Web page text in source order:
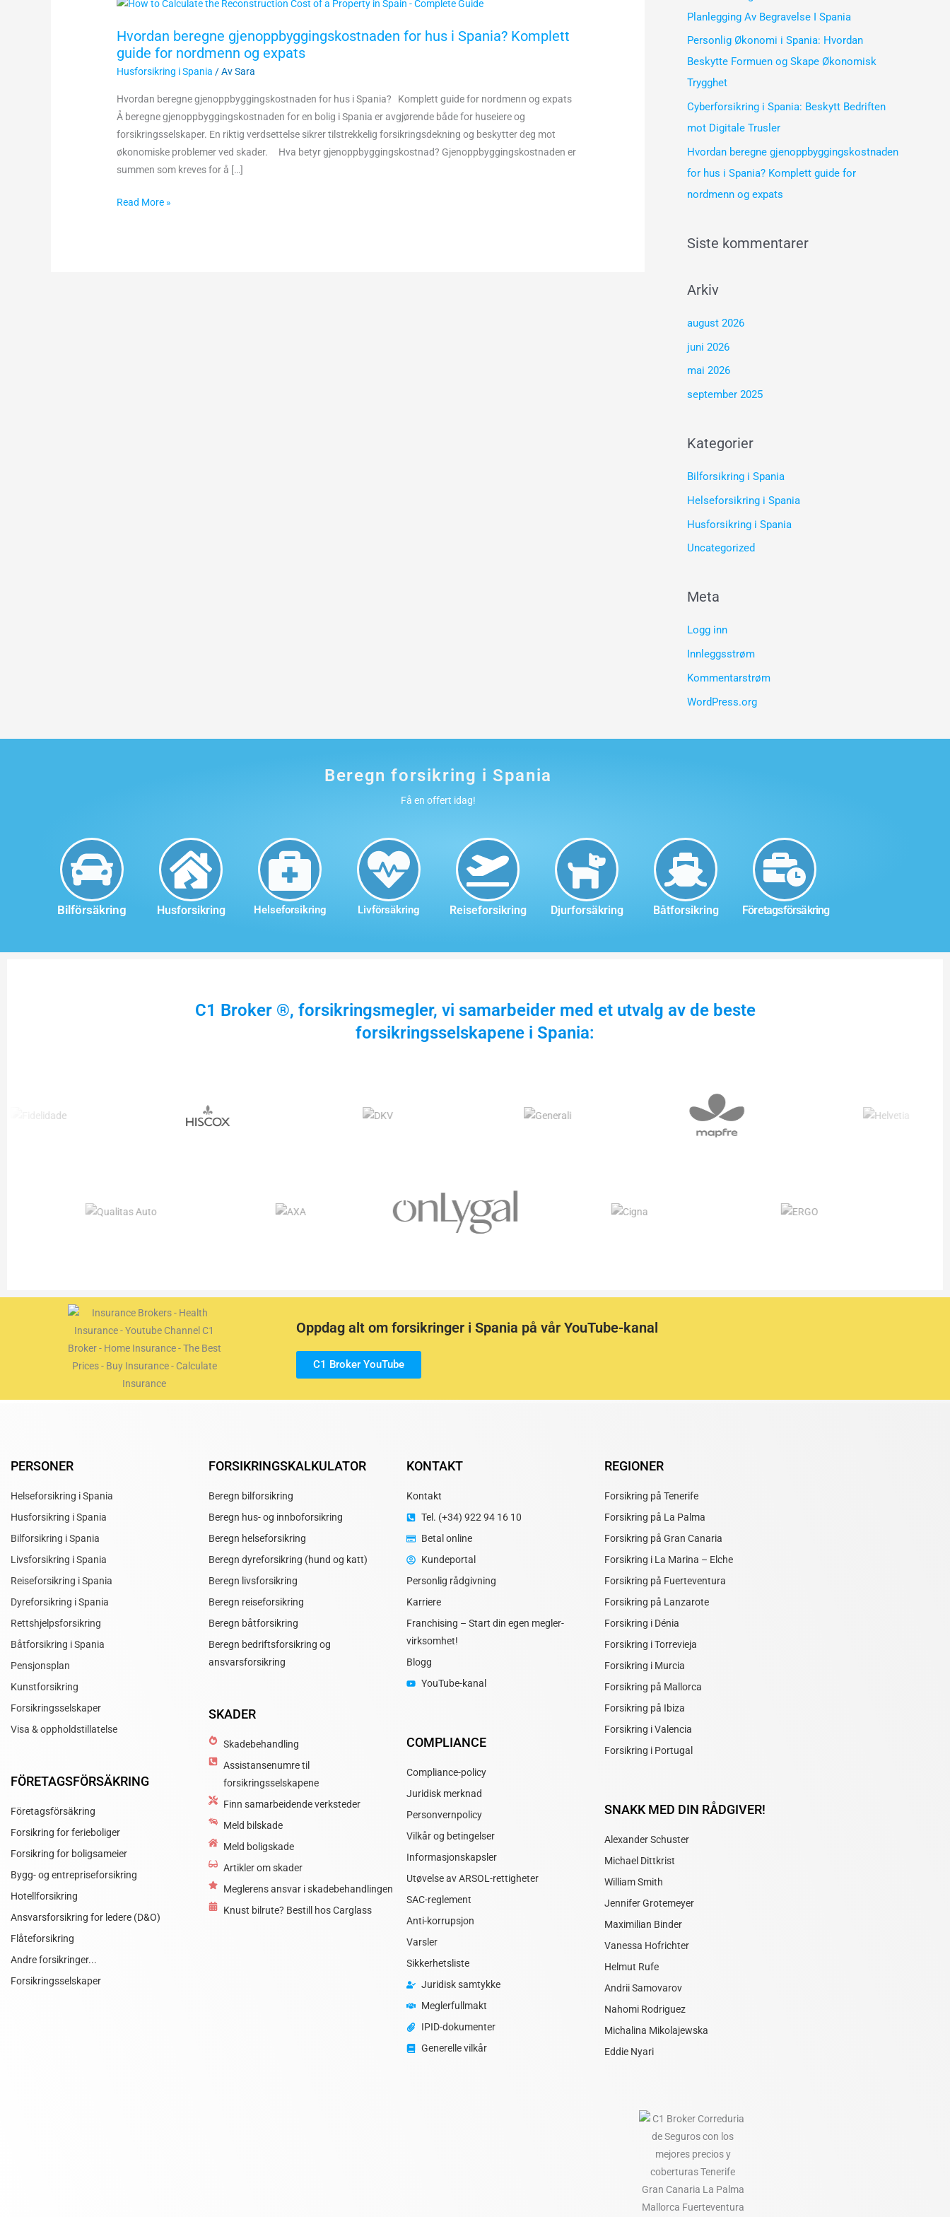
Hvordan beregne gjenoppbyggingskostnaden for hus i Spania? Komplett
guide for nordmenn og expats
Husforsikring i Spania / Av Sara
Hvordan beregne gjenoppbyggingskostnaden for hus i Spania? Komplett guide for nordmenn og expats
Å beregne gjenoppbyggingskostnaden for en bolig i Spania er avgjørende både for huseiere og
forsikringsselskaper. En riktig verdsettelse sikrer tilstrekkelig forsikringsdekning og beskytter deg mot
økonomiske problemer ved skader. Hva betyr gjenoppbyggingskostnad? Gjenoppbyggingskostnaden er
summen som kreves for å […]
Hvordan
gjenoppbyggingskostnaden
for
hus
Spania?
Komplett
og
Read More »
e
r
:
Planlegging Av Begravelse I Spania
Personlig Økonomi i Spania: Hvordan
Beskytte Formuen og Skape Økonomisk
Trygghet
Cyberforsikring i Spania: Beskytt Bedriften
mot Digitale Trusler
Hvordan beregne gjenoppbyggingskostnaden
for hus i Spania? Komplett guide for
nordmenn og expats
Siste kommentarer
Arkiv
august 2026
juni 2026
mai 2026
september 2025
Kategorier
Bilforsikring i Spania
Helseforsikring i Spania
Husforsikring i Spania
Uncategorized
Meta
Logg inn
Innleggsstrøm
Kommentarstrøm
WordPress.org
Beregn forsikring i Spania
Få en offert idag!
Bilförsäkring Husforsikring Helseforsikring Livförsäkring Reiseforsikring Djurforsäkring Båtforsikring Företagsförsäkring
C1 Broker ®, forsikringsmegler, vi samarbeider med et utvalg av de beste
forsikringsselskapene i Spania:
Oppdag alt om forsikringer i Spania på vår YouTube-kanal
C1 Broker YouTube
PERSONER
Helseforsikring i Spania
Husforsikring i Spania
Bilforsikring i Spania
Livsforsikring i Spania
Reiseforsikring i Spania
Dyreforsikring i Spania
Rettshjelpsforsikring
Båtforsikring i Spania
Pensjonsplan
Kunstforsikring
Forsikringsselskaper
Visa & oppholdstillatelse
FÖRETAGSFÖRSÄKRING
Företagsförsäkring
Forsikring for ferieboliger
Forsikring for boligsameier
Bygg- og entrepriseforsikring
Hotellforsikring
Ansvarsforsikring for ledere (D&O)
Flåteforsikring
Andre forsikringer...
Forsikringsselskaper
FORSIKRINGSKALKULATOR
Beregn bilforsikring
Beregn hus- og innboforsikring
Beregn helseforsikring
Beregn dyreforsikring (hund og katt)
Beregn livsforsikring
Beregn reiseforsikring
Beregn båtforsikring
Beregn bedriftsforsikring og
ansvarsforsikring
SKADER
Skadebehandling
Assistanse­numre til
forsikringsselskapene
Finn samarbeidende verksteder
Meld bilskade
Meld boligskade
Artikler om skader
Meglerens ansvar i skadebehandlingen
Knust bilrute? Bestill hos Carglass
KONTAKT
Kontakt
Tel. (+34) 922 94 16 10
Betal online
Kundeportal
Personlig rådgivning
Karriere
Franchising – Start din egen megler­
virksomhet!
Blogg
YouTube-kanal
COMPLIANCE
Compliance-policy
Juridisk merknad
Personvernpolicy
Vilkår og betingelser
Informasjonskapsler
Utøvelse av ARSOL-rettigheter
SAC-reglement
Anti-korrupsjon
Varsler
Sikkerhetsliste
Juridisk samtykke
Meglerfullmakt
IPID-dokumenter
Generelle vilkår
REGIONER
Forsikring på Tenerife
Forsikring på La Palma
Forsikring på Gran Canaria
Forsikring i La Marina – Elche
Forsikring på Fuerteventura
Forsikring på Lanzarote
Forsikring i Dénia
Forsikring i Torrevieja
Forsikring i Murcia
Forsikring på Mallorca
Forsikring på Ibiza
Forsikring i Valencia
Forsikring i Portugal
SNAKK MED DIN RÅDGIVER!
Alexander Schuster
Michael Dittkrist
William Smith
Jennifer Grotemeyer
Maximilian Binder
Vanessa Hofrichter
Helmut Rufe
Andrii Samovarov
Nahomi Rodriguez
Michalina Mikolajewska
Eddie Nyari